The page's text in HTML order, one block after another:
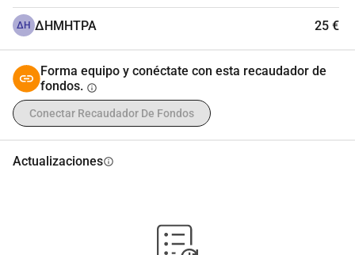
ΔΗ ΔΗΜΗΤΡΑ 25 €
Forma equipo y conéctate con esta recaudador de
fondos. info
Conectar Recaudador De Fondos
Actualizacionesinfo